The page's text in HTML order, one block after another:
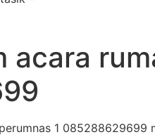
acara
1